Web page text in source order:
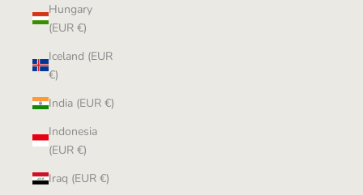
Hungary
(EUR €)
Iceland (EUR
€)
India (EUR €)
Indonesia
(EUR €)
Iraq (EUR €)